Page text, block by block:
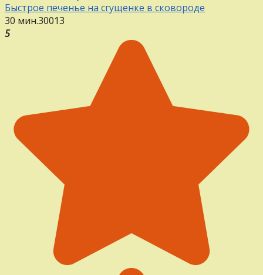
Быстрое печенье на сгущенке в сковороде
30 мин.30013
5